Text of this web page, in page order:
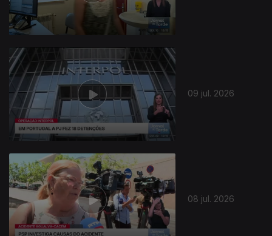
09 jul. 2026
08 jul. 2026